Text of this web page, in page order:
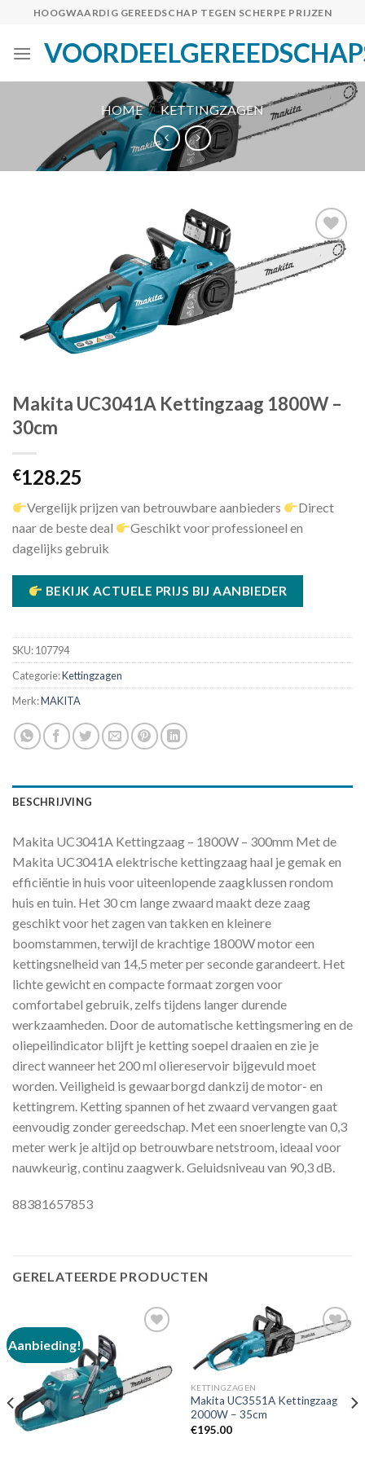
content
HOOGWAARDIG GEREEDSCHAP TEGEN SCHERPE PRIJZEN
HOME / KETTINGZAGEN
Toevoegen
Makita UC3041A Kettingzaag 1800W –
30cm
€128.25
Vergelijk prijzen van betrouwbare aanbieders
Direct
naar de beste deal
Geschikt voor professioneel en
dagelijks gebruik
BEKIJK ACTUELE PRIJS BIJ AANBIEDER
SKU:107794
Categorie:Kettingzagen
Merk:MAKITA
BESCHRIJVING
Makita UC3041A Kettingzaag – 1800W – 300mm Met de
Makita UC3041A elektrische kettingzaag haal je gemak en
efficiëntie in huis voor uiteenlopende zaagklussen rondom
huis en tuin. Het 30 cm lange zwaard maakt deze zaag
geschikt voor het zagen van takken en kleinere
boomstammen, terwijl de krachtige 1800W motor een
kettingsnelheid van 14,5 meter per seconde garandeert. Het
lichte gewicht en compacte formaat zorgen voor
comfortabel gebruik, zelfs tijdens langer durende
werkzaamheden. Door de automatische kettingsmering en de
oliepeilindicator blijft je ketting soepel draaien en zie je
direct wanneer het 200 ml oliereservoir bijgevuld moet
worden. Veiligheid is gewaarborgd dankzij de motor- en
kettingrem. Ketting spannen of het zwaard vervangen gaat
eenvoudig zonder gereedschap. Met een snoerlengte van 0,3
meter werk je altijd op betrouwbare netstroom, ideaal voor
nauwkeurig, continu zaagwerk. Geluidsniveau van 90,3 dB.
88381657853
GERELATEERDE PRODUCTEN
Aanbieding!
Toevoegen
aan
verlanglijst
verlanglijst
KETTINGZAGEN
Makita UC3551A Kettingzaag
2000W – 35cm
€195.00